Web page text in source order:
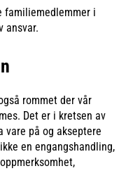
familiemedlemmer i
ansvar.
rommet der vår
Det er i kretsen av
på og akseptere
en engangshandling,